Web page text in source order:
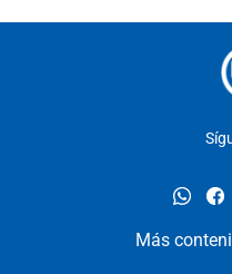
Más